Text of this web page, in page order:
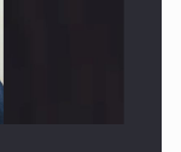
pedepseste…